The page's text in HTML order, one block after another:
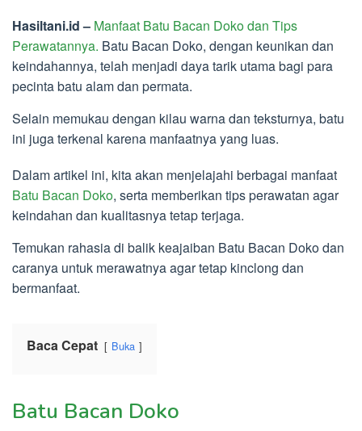
Hasiltani.id – Manfaat Batu Bacan Doko dan Tips
Perawatannya. Batu Bacan Doko, dengan keunikan dan
keindahannya, telah menjadi daya tarik utama bagi para
pecinta batu alam dan permata.
Selain memukau dengan kilau warna dan teksturnya, batu
ini juga terkenal karena manfaatnya yang luas.
Dalam artikel ini, kita akan menjelajahi berbagai manfaat
Batu Bacan Doko, serta memberikan tips perawatan agar
keindahan dan kualitasnya tetap terjaga.
Temukan rahasia di balik keajaiban Batu Bacan Doko dan
caranya untuk merawatnya agar tetap kinclong dan
bermanfaat.
Baca Cepat Buka
Batu Bacan Doko